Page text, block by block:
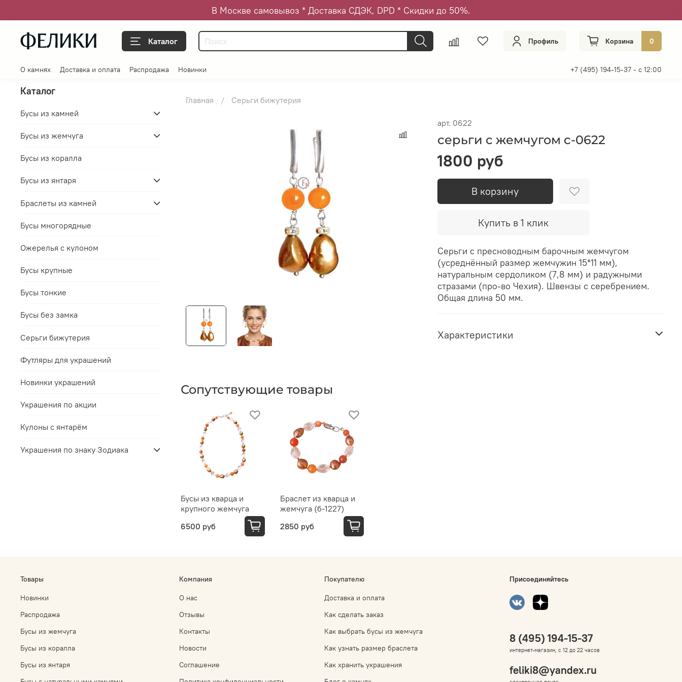
В Москве самовывоз * Доставка СДЭК, DPD * Скидки до 50%.
Каталог Профиль Корзина 0
О камнях Доставка и оплата Распродажа Новинки +7 (495) 194-15-37 - с 12:00
Главная Серьги бижутерия
арт. 0622
серьги с жемчугом с-0622
1800 руб
В корзину
Купить в 1 клик
Серьги с пресноводным барочным жемчугом
(усреднённый размер жемчужин 15*11 мм),
натуральным сердоликом (7,8 мм) и радужными
стразами (про-во Чехия). Швензы с серебрением.
Общая длина 50 мм.
Характеристики
Сопутствующие товары
Бусы из кварца и
крупного жемчуга
6500 руб
Браслет из кварца и
жемчуга (б-1227)
2850 руб
Каталог
Бусы из камней
Бусы из жемчуга
Бусы из коралла
Бусы из янтаря
Браслеты из камней
Бусы многорядные
Ожерелья с кулоном
Бусы крупные
Бусы тонкие
Бусы без замка
Серьги бижутерия
Футляры для украшений
Новинки украшений
Украшения по акции
Кулоны с янтарём
Украшения по знаку Зодиака
Товары
Новинки
Распродажа
Бусы из жемчуга
Бусы из коралла
Бусы из янтаря
Компания
О нас
Отзывы
Контакты
Новости
Соглашение
Покупателю
Доставка и оплата
Как сделать заказ
Как выбрать бусы из жемчуга
Как узнать размер браслета
Как хранить украшения
Присоединяйтесь
8 (495) 194-15-37
интернет-магазин, с 12 до 22 часов
feliki8@yandex.ru